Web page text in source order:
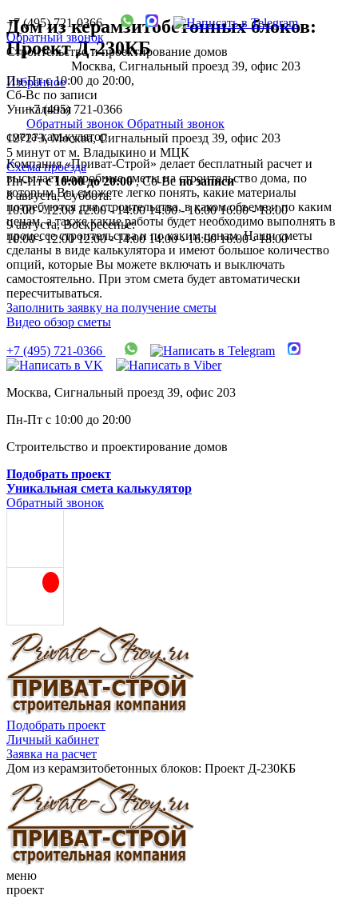
+7 (495) 721-0366
Обратный звонок
Строительство и проектирование домов
Москва, Сигнальный проезд 39, офис 203
Пн-Пт с 10:00 до 20:00,
Сб-Вс по записи
+7 (495) 721-0366
Обратный звонок Обратный звонок
127273, Москва, Сигнальный проезд 39, офис 203
5 минут от м. Владыкино и МЦК
Схема проезда
Пн-Птс 10:00 до 20:00,Сб-Вс по записи
8 августа, Суббота:
10:00 - 12:00 12:00 - 14:00 14:00 - 16:00 16:00 - 18:00
9 августа, Воскресенье:
10:00 - 12:00 12:00 - 14:00 14:00 - 16:00 16:00 - 18:00
Дом из керамзитобетонных блоков:
Проект Д-230КБ
Избранное
Уникальная
смета-калькулятор
Компания «Приват-Строй» делает бесплатный расчет и
высылает подробные сметы на строительство дома, по
которым Вы сможете легко понять, какие материалы
потребуются для строительства, в каком объеме и по каким
ценам, а также какие работы будет необходимо выполнять в
процессе строительства и по каким ценам. Наши сметы
сделаны в виде калькулятора и имеют большое количество
опций, которые Вы можете включать и выключать
самостоятельно. При этом смета будет автоматически
пересчитываться.
Заполнить заявку на получение сметы
Видео обзор сметы
+7 (495) 721-0366
Москва, Сигнальный проезд 39, офис 203
Пн-Пт с 10:00 до 20:00
Строительство и проектирование домов
Подобрать проект
Уникальная смета калькулятор
Обратный звонок
Подобрать проект
Личный кабинет
Заявка на расчет
Дом из керамзитобетонных блоков: Проект Д-230КБ
меню
проект